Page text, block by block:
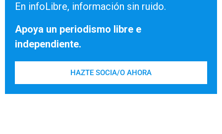
En infoLibre, información sin ruido.
Apoya un periodismo libre e
independiente.
HAZTE SOCIA/O AHORA